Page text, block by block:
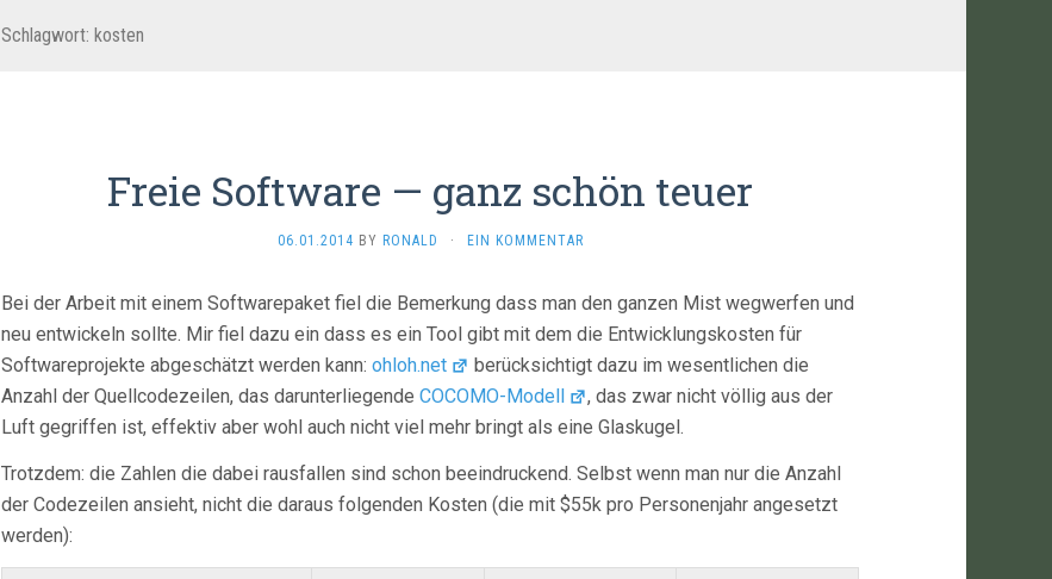
Schlagwort: kosten
Freie Software — ganz schön teuer
06.01.2014 BY RONALD · EIN KOMMENTAR
Bei der Arbeit mit einem Softwarepaket fiel die Bemerkung dass man den ganzen Mist wegwerfen und
neu entwickeln sollte. Mir fiel dazu ein dass es ein Tool gibt mit dem die Entwicklungskosten für
Softwareprojekte abgeschätzt werden kann: ohloh.net
berücksichtigt dazu im wesentlichen die
Anzahl der Quellcodezeilen, das darunterliegende COCOMO-Modell
, das zwar nicht völlig aus der
Luft gegriffen ist, effektiv aber wohl auch nicht viel mehr bringt als eine Glaskugel.
Trotzdem: die Zahlen die dabei rausfallen sind schon beeindruckend. Selbst wenn man nur die Anzahl
der Codezeilen ansieht, nicht die daraus folgenden Kosten (die mit $55k pro Personenjahr angesetzt
werden):